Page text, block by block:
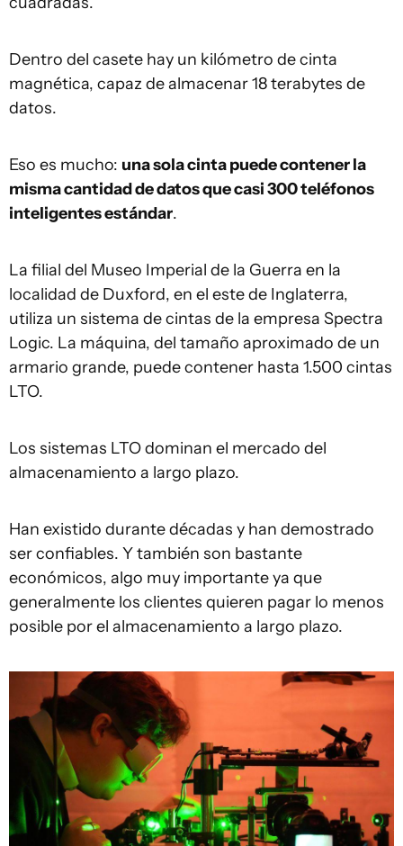
Dentro del casete hay un kilómetro de cinta
magnética, capaz de almacenar 18 terabytes de
datos.
Eso es mucho: una sola cinta puede contener la
misma cantidad de datos que casi 300 teléfonos
inteligentes estándar.
La filial del Museo Imperial de la Guerra en la
localidad de Duxford, en el este de Inglaterra,
utiliza un sistema de cintas de la empresa Spectra
Logic. La máquina, del tamaño aproximado de un
armario grande, puede contener hasta 1.500 cintas
LTO.
Los sistemas LTO dominan el mercado del
almacenamiento a largo plazo.
Han existido durante décadas y han demostrado
ser confiables. Y también son bastante
económicos, algo muy importante ya que
generalmente los clientes quieren pagar lo menos
posible por el almacenamiento a largo plazo.